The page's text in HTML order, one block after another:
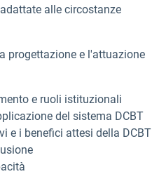
alle circostanze
progettazione e l'attuazione
e ruoli istituzionali
del sistema DCBT
e i benefici attesi della DCBT